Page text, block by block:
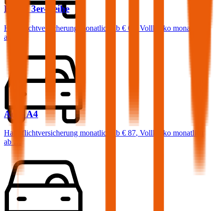
BMW 3er-Reihe
Haftpflichtversicherung monatlich ab € 68
Vollkasko monatlich
ab …
Audi A4
Haftpflichtversicherung monatlich ab € 87, Vollkasko monatlich
ab …